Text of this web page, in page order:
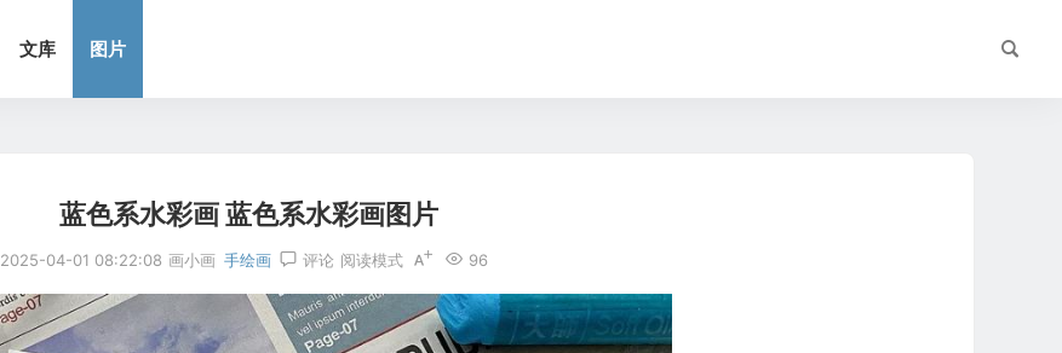
文库 图片
蓝色系水彩画 蓝色系水彩画图片
2025-04-01 08:22:08 画小画 手绘画 评论 96
阅读模式